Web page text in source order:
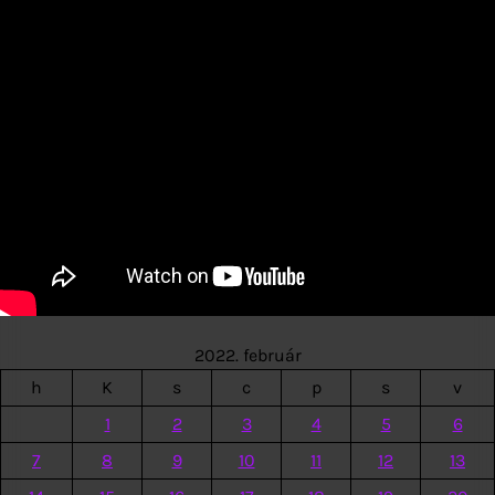
2022. február
h
K s c p s
v
1
2 3 4 5
6
7
8 9 10 11 12
13